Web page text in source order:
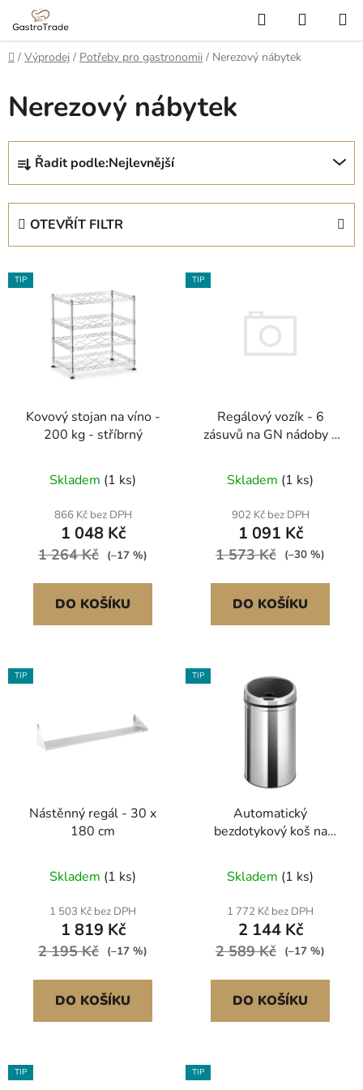
obsah
Hledat
KOŠÍK
Domů
/ Výprodej / Potřeby pro gastronomii / Nerezový nábytek
Nerezový nábytek
Ř
z
p
Řadit podle:Nejlevnější
OTEVŘÍT FILTR
V
ý
TIP
Kovový stojan na víno -
200 kg - stříbrný
Skladem (1 ks)
866 Kč bez DPH
1 048 Kč
1 264 Kč (–17 %)
DO KOŠÍKU
TIP
Regálový vozík - 6
zásuvů na GN nádoby -
Skladem (1 ks)
902 Kč bez DPH
1 091 Kč
1 573 Kč (–30 %)
DO KOŠÍKU
TIP
Nástěnný regál - 30 x
180 cm
Skladem (1 ks)
1 503 Kč bez DPH
1 819 Kč
2 195 Kč (–17 %)
DO KOŠÍKU
TIP
Automatický
bezdotykový koš na
nádobou 40L
Skladem (1 ks)
1 772 Kč bez DPH
2 144 Kč
2 589 Kč (–17 %)
DO KOŠÍKU
TIP TIP